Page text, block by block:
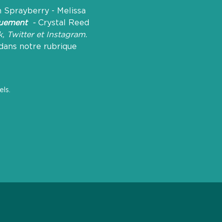
Sprayberry - Melissa
- Crystal Reed
, Twitter et Instagram.
notre rubrique